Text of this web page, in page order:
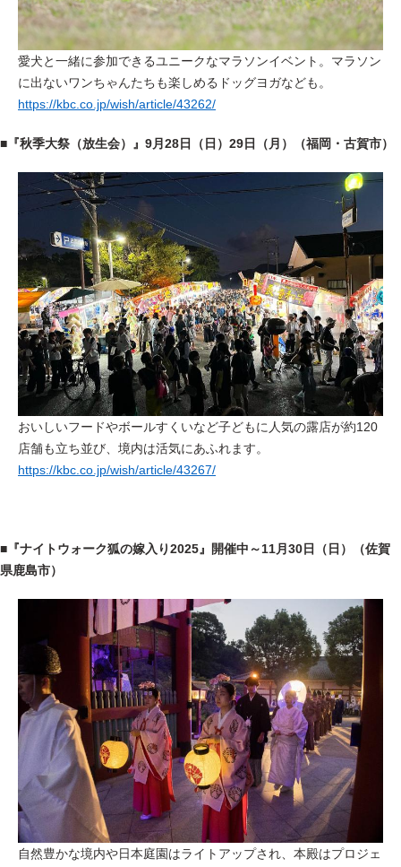
愛犬と一緒に参加できるユニークなマラソンイベント。 マラソン
に出ないワンちゃんたちも楽しめるドッグヨガなども。
https://kbc.co.jp/wish/article/43262/
■ 『秋季大祭（放生会）』 9月28日（日）29日（月）（福岡・古賀市）
おいしいフードやボールすくいなど子どもに人気の露店が約120
店舗も立ち並び、境内は活気にあふれます。
https://kbc.co.jp/wish/article/43267/
■ 『ナイトウォーク狐の嫁入り2025』
開催中～11月30日（日）（佐賀
県鹿島市）
自然豊かな境内や日本庭園はライトアップされ、本殿はプロジェ